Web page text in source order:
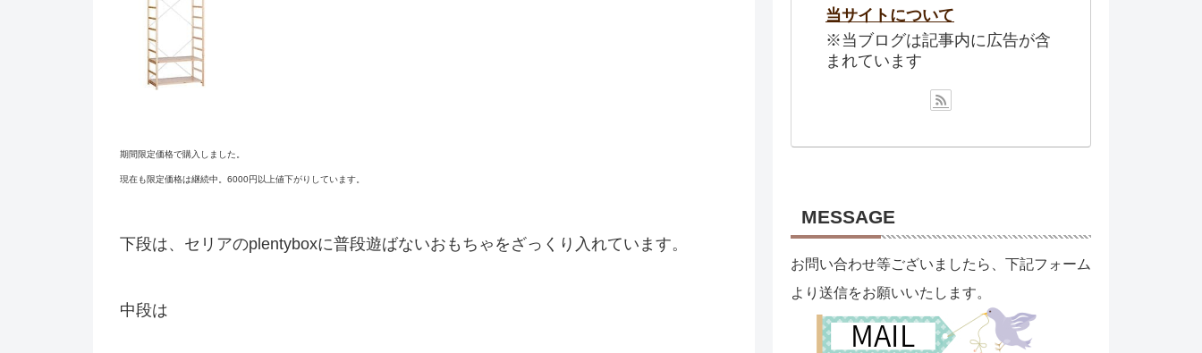
期間限定価格で購入しました。
現在も限定価格は継続中。6000円以上値下がりしています。
下段は、セリアのplentyboxに普段遊ばないおもちゃをざっくり入れています。
中段は
当サイトについて
※当ブログは記事内に広告が含
まれています
MESSAGE
お問い合わせ等ございましたら、下記フォーム
より送信をお願いいたします。